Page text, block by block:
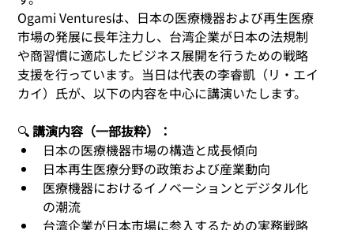
Ogami Venturesは、日本の医療機器および再生医療
市場の発展に長年注力し、台湾企業が日本の法規制
や商習慣に適応したビジネス展開を行うための戦略
支援を行っています。当日は代表の李睿凱（リ・エイ
カイ）氏が、以下の内容を中心に講演いたします。
🔍 講演内容（一部抜粋）：
日本の医療機器市場の構造と成長傾向
日本再生医療分野の政策および産業動向
医療機器におけるイノベーションとデジタル化
の潮流
台湾企業が日本市場に参入するための実務戦略